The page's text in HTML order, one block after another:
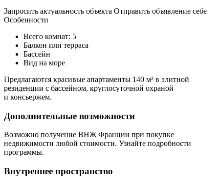
Запросить актуальность объекта Отправить объявление себе
Особенности
Всего комнат: 5
Балкон или терраса
Бассейн
Вид на море
Предлагаются красивые апартаменты 140 м² в элитной
резиденции с бассейном, круглосуточной охраной
и консьержем.
Дополнительные возможности
Возможно получение ВНЖ Франции при покупке
недвижимости любой стоимости. Узнайте подробности
программы.
Внутреннее пространство